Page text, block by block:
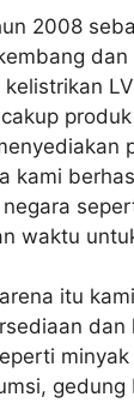
2008
kami
waktu
itu